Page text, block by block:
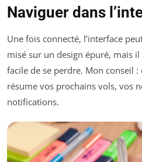
Naviguer dans
Une fois connecté, l’interface
misé sur un design épuré, mais
facile de se perdre. Mon conseil
résume vos prochains vols, vos
notifications.